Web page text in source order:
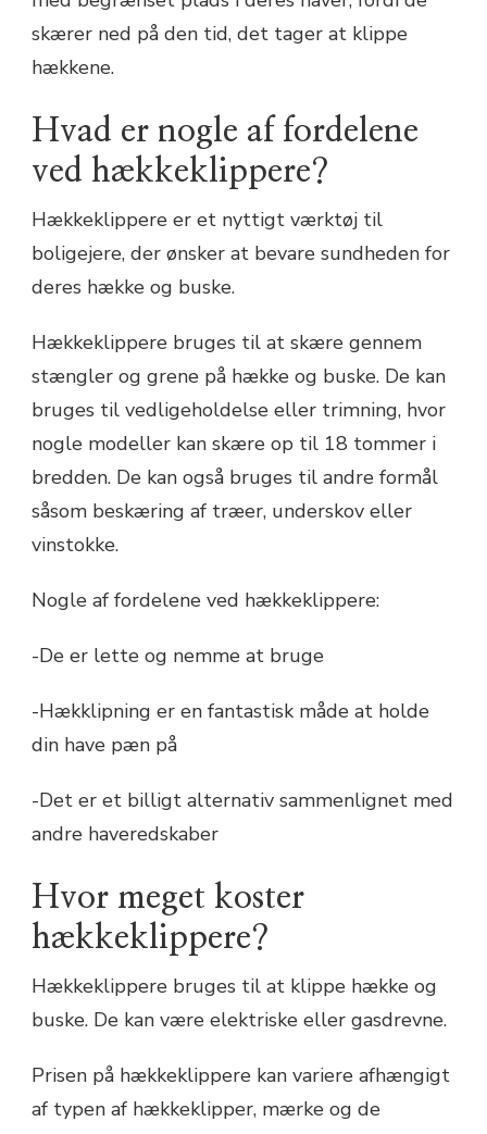
skærer ned på den tid, det tager at klippe
hækkene.
Hvad er nogle af fordelene
ved hækkeklippere?
Hækkeklippere er et nyttigt værktøj til
boligejere, der ønsker at bevare sundheden for
deres hække og buske.
Hækkeklippere bruges til at skære gennem
stængler og grene på hække og buske. De kan
bruges til vedligeholdelse eller trimning, hvor
nogle modeller kan skære op til 18 tommer i
bredden. De kan også bruges til andre formål
såsom beskæring af træer, underskov eller
vinstokke.
Nogle af fordelene ved hækkeklippere:
-De er lette og nemme at bruge
-Hækklipning er en fantastisk måde at holde
din have pæn på
-Det er et billigt alternativ sammenlignet med
andre haveredskaber
Hvor meget koster
hækkeklippere?
Hækkeklippere bruges til at klippe hække og
buske. De kan være elektriske eller gasdrevne.
Prisen på hækkeklippere kan variere afhængigt
af typen af hækkeklipper, mærke og de